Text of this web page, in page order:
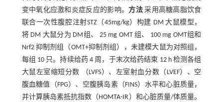
变中氧化应激和炎症反应的影响。方法采用高糖高脂饮食
联合一次性腹腔注射STZ（45mg/kg）构建 DM 大鼠模型，
将 DM 大鼠分为 DM组、 25 mg OMT 组、 100 mg OMT组和
Nrf2 抑制剂组（OMT+抑制剂组），未建模大鼠为对照组，
每组 10 只。持续给药 4 周，于末次给药结束 12 h 检测各组
大鼠左室缩短分数 （LVFS）、左室射血分数（LVEF）、空
腹血糖值（FPG）、空腹胰岛素（FINS）水平和心脏质量，
并计算胰岛素抵抗指数（HOMTA-IR）和心脏质量/体质量。